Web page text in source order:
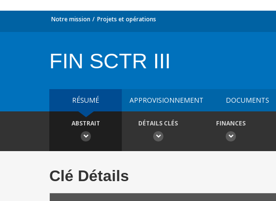
Notre mission Projets et opérations
FIN SCTR III
RÉSUMÉ APPROVISIONNEMENT DOCUMENTS
ABSTRAIT DÉTAILS CLÉS FINANCES
Clé Détails